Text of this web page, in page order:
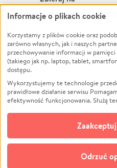
Leczenie
Zwierzęta
Pożar
Ukraina
Pomoc Finansowa
Projekty
Pogrzeb
Społeczność lokalna
Kultura
Informacje o plikach cookie
Korzystamy z plików cookie oraz
zarówno własnych, jak i naszych
przechowywanie informacji w
(takiego jak np. laptop, tablet,
dostępu.
Wykorzystujemy te technologie
prawidłowe działanie serwisu
efektywność funkcjonowania. Służą
opcjonalnych
technologii do celów analitycznych i
zgodę na ich stosowanie lub jej
możliwość zmiany swoich preferencji
do której link znajdziesz w stopce
cookie wykorzystywane są w
Odrzuć